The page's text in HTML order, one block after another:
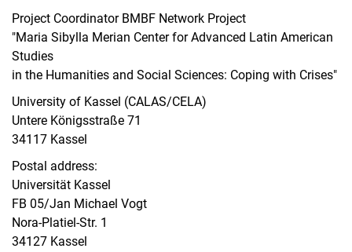
Project Coordinator BMBF Network Project
"Maria Sibylla Merian Center for Advanced Latin American
Studies
in the Humanities and Social Sciences: Coping with Crises"
University of Kassel (CALAS/CELA)
Untere Königsstraße 71
34117 Kassel
Postal address:
Universität Kassel
FB 05/Jan Michael Vogt
Nora-Platiel-Str. 1
34127 Kassel